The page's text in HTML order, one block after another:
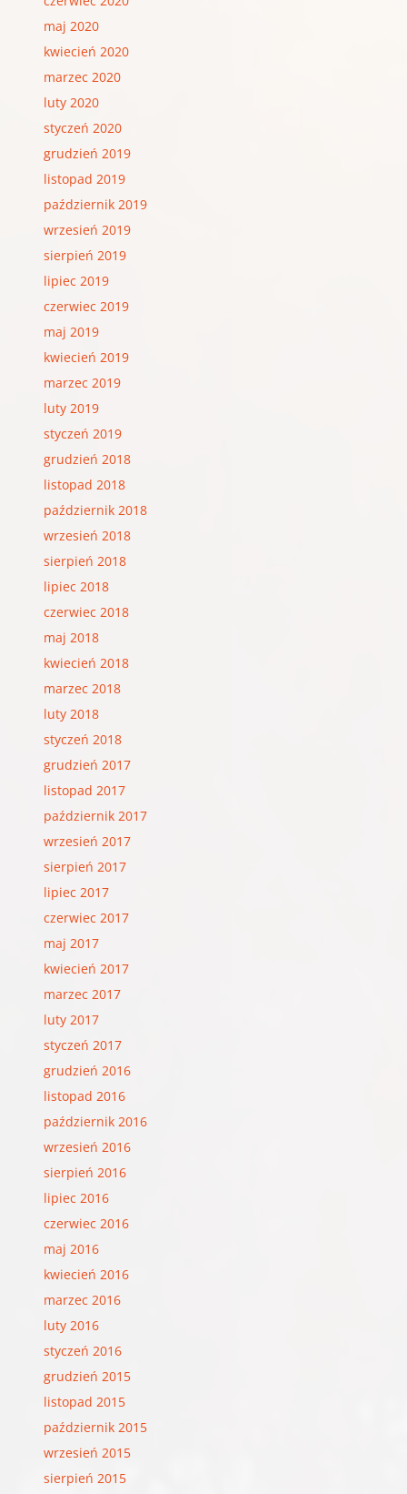
maj 2020
kwiecień 2020
marzec 2020
luty 2020
styczeń 2020
grudzień 2019
listopad 2019
październik 2019
wrzesień 2019
sierpień 2019
lipiec 2019
czerwiec 2019
maj 2019
kwiecień 2019
marzec 2019
luty 2019
styczeń 2019
grudzień 2018
listopad 2018
październik 2018
wrzesień 2018
sierpień 2018
lipiec 2018
czerwiec 2018
maj 2018
kwiecień 2018
marzec 2018
luty 2018
styczeń 2018
grudzień 2017
listopad 2017
październik 2017
wrzesień 2017
sierpień 2017
lipiec 2017
czerwiec 2017
maj 2017
kwiecień 2017
marzec 2017
luty 2017
styczeń 2017
grudzień 2016
listopad 2016
październik 2016
wrzesień 2016
sierpień 2016
lipiec 2016
czerwiec 2016
maj 2016
kwiecień 2016
marzec 2016
luty 2016
styczeń 2016
grudzień 2015
listopad 2015
październik 2015
wrzesień 2015
sierpień 2015